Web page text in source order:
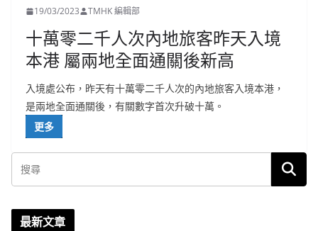
19/03/2023 TMHK 編輯部
十萬零二千人次內地旅客昨天入境
本港 屬兩地全面通關後新高
入境處公布，昨天有十萬零二千人次的內地旅客入境本港，
是兩地全面通關後，有關數字首次升破十萬。
更多
最新文章